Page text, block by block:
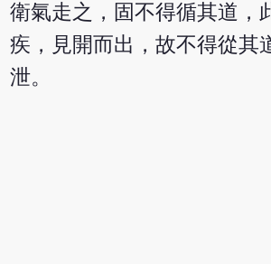
衛氣走之，固不得循其道，
疾，見開而出，故不得從其
泄。